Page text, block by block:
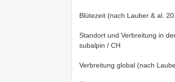
Blütezeit (nach Lauber & al.
Standort und Verbreitung in
subalpin / CH
Verbreitung global (nach